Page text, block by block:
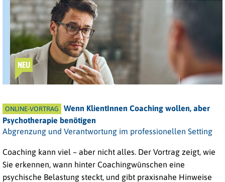
NEU
ONLINE-VORTRAG
Wenn KlientInnen Coaching wollen, aber
Psychotherapie benötigen
Abgrenzung und Verantwortung im professionellen Setting
Coaching kann viel – aber nicht alles. Der Vortrag zeigt, wie
Sie erkennen, wann hinter Coachingwünschen eine
psychische Belastung steckt, und gibt praxisnahe Hinweise